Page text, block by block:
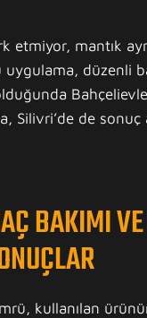
etmiyor, mantık
uygulama, düzenli
Silivri’de de sonuç
BAKIMI
kullanılan